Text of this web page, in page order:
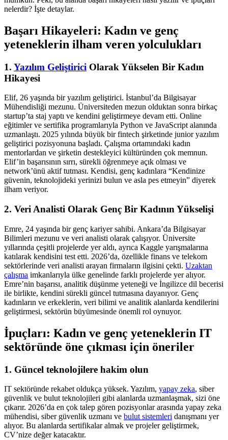
nelerdir? İşte detaylar.
Başarı Hikayeleri: Kadın ve genç
yeteneklerin ilham veren yolculukları
1. Yazılım Geliştirici Olarak Yükselen Bir Kadın
Hikayesi
Elif, 26 yaşında bir yazılım geliştirici. İstanbul’da Bilgisayar
Mühendisliği mezunu. Üniversiteden mezun olduktan sonra birkaç
startup’ta staj yaptı ve kendini geliştirmeye devam etti. Online
eğitimler ve sertifika programlarıyla Python ve JavaScript alanında
uzmanlaştı. 2025 yılında büyük bir fintech şirketinde junior yazılım
geliştirici pozisyonuna başladı. Çalışma ortamındaki kadın
mentorlardan ve şirketin destekleyici kültüründen çok memnun.
Elif’in başarısının sırrı, sürekli öğrenmeye açık olması ve
network’ünü aktif tutması. Kendisi, genç kadınlara “Kendinize
güvenin, teknolojideki yerinizi bulun ve asla pes etmeyin” diyerek
ilham veriyor.
2. Veri Analisti Olarak Genç Bir Kadının Yükselişi
Emre, 24 yaşında bir genç kariyer sahibi. Ankara’da Bilgisayar
Bilimleri mezunu ve veri analisti olarak çalışıyor. Üniversite
yıllarında çeşitli projelerde yer aldı, ayrıca Kaggle yarışmalarına
katılarak kendisini test etti. 2026’da, özellikle finans ve telekom
sektörlerinde veri analisti arayan firmaların ilgisini çekti. Uzaktan
çalışma imkanlarıyla ülke genelinde farklı projelerde yer alıyor.
Emre’nin başarısı, analitik düşünme yeteneği ve İngilizce dil becerisi
ile birlikte, kendini sürekli güncel tutmasına dayanıyor. Genç
kadınların ve erkeklerin, veri bilimi ve analitik alanlarda kendilerini
geliştirmesi, sektörün büyümesinde önemli rol oynuyor.
İpuçları: Kadın ve genç yeteneklerin IT
sektöründe öne çıkması için öneriler
1. Güncel teknolojilere hakim olun
IT sektöründe rekabet oldukça yüksek. Yazılım, yapay zeka, siber
güvenlik ve bulut teknolojileri gibi alanlarda uzmanlaşmak, sizi öne
çıkarır. 2026’da en çok talep gören pozisyonlar arasında yapay zeka
mühendisi, siber güvenlik uzmanı ve bulut sistemleri danışmanı yer
alıyor. Bu alanlarda sertifikalar almak ve projeler geliştirmek,
CV’nize değer katacaktır.